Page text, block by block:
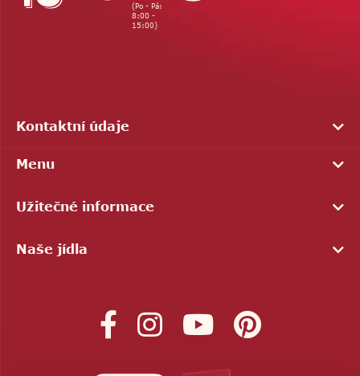
(Po - Pá:
8:00 -
15:00)
Kontaktní údaje
Menu
Užitečné informace
Naše jídla